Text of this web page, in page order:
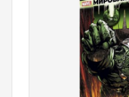
шт